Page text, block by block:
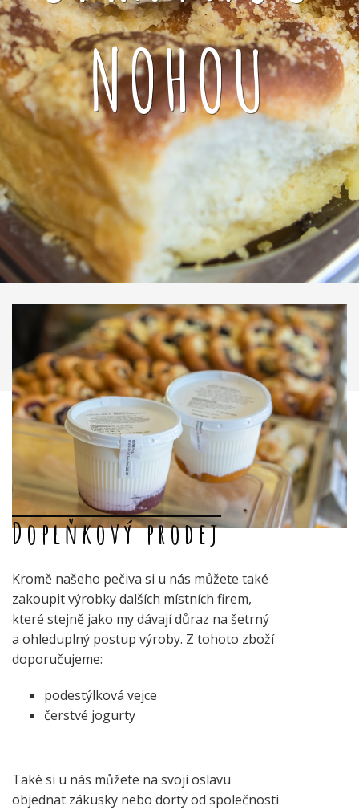
NOHOU
Doplňkový prodej
Kromě našeho pečiva si u nás můžete také
zakoupit výrobky dalších místních firem,
které stejně jako my dávají důraz na šetrný
a ohleduplný postup výroby. Z tohoto zboží
doporučujeme:
podestýlková vejce
čerstvé jogurty
Také si u nás můžete na svoji oslavu
objednat zákusky nebo dorty od společnosti